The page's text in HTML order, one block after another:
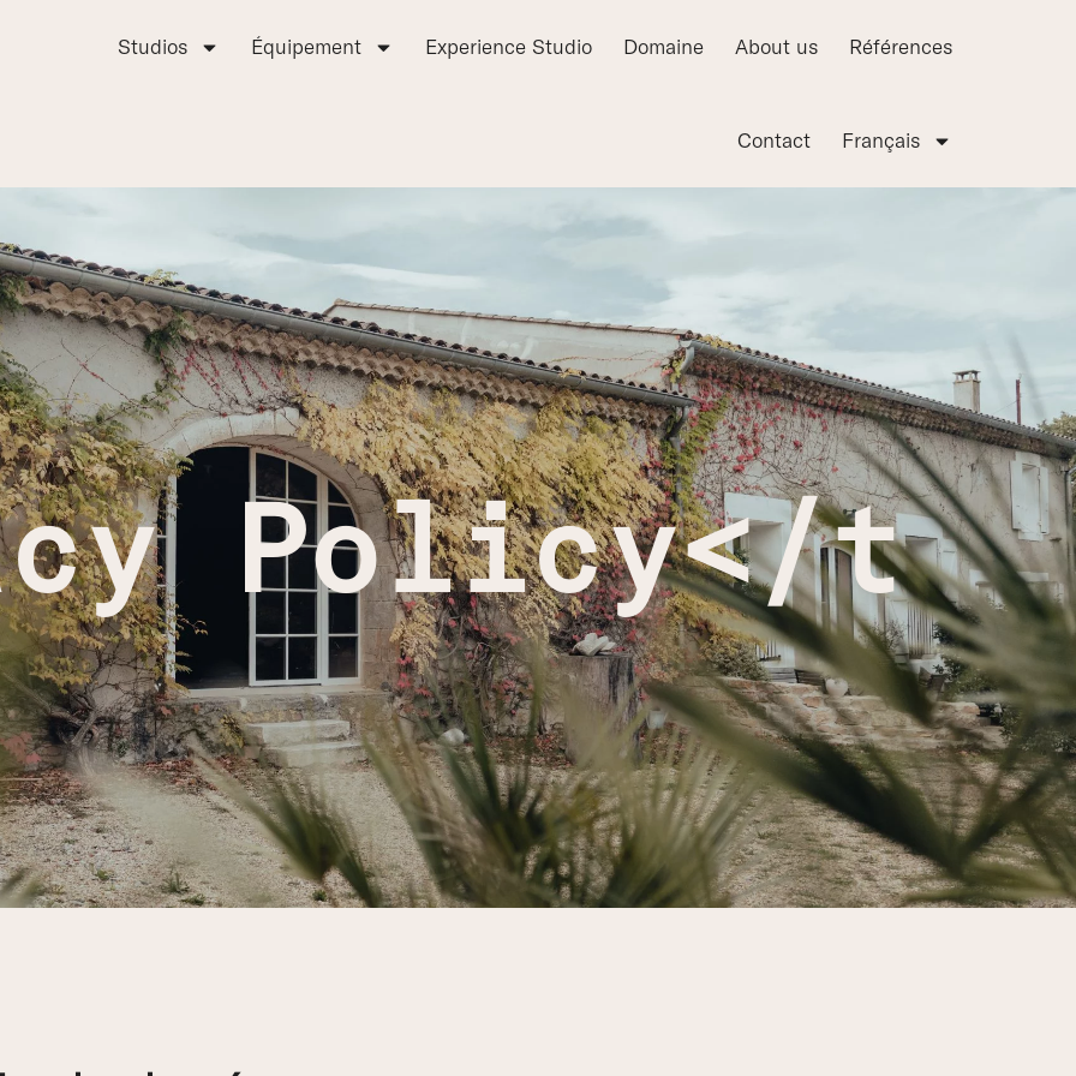
Studios Équipement Experience Studio Domaine About us Références
Contact Français
Policy</t